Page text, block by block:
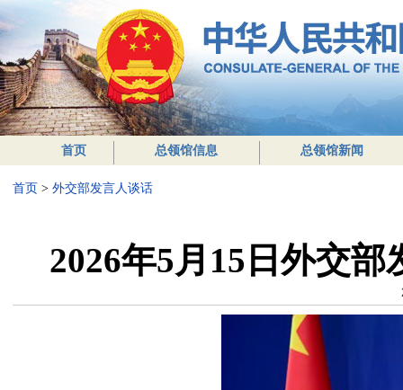
首页 总领馆信息 总领馆新闻
首页 > 外交部发言人谈话
2026年5月15日外交